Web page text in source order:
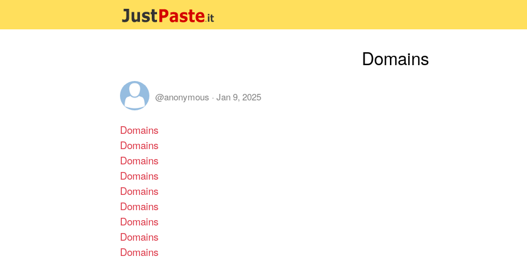
Domains
@anonymous · Jan 9, 2025
Domains
Domains
Domains
Domains
Domains
Domains
Domains
Domains
Domains